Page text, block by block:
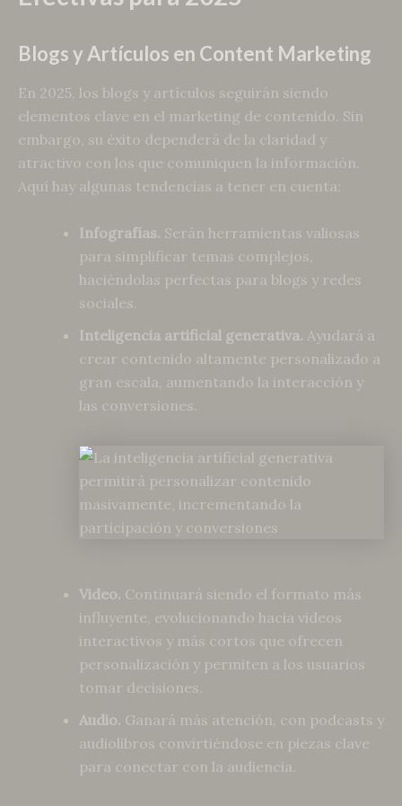
Blogs y Artículos en Content Marketing
En 2025, los blogs y artículos seguirán siendo
elementos clave en el marketing de contenido. Sin
embargo, su éxito dependerá de la claridad y
atractivo con los que comuniquen la información.
Aquí hay algunas tendencias a tener en cuenta:
Infografías. Serán herramientas valiosas
para simplificar temas complejos,
haciéndolas perfectas para blogs y redes
sociales.
Inteligencia artificial generativa. Ayudará a
crear contenido altamente personalizado a
gran escala, aumentando la interacción y
las conversiones.
Video. Continuará siendo el formato más
influyente, evolucionando hacia videos
interactivos y más cortos que ofrecen
personalización y permiten a los usuarios
tomar decisiones.
Audio. Ganará más atención, con podcasts y
audiolibros convirtiéndose en piezas clave
para conectar con la audiencia.